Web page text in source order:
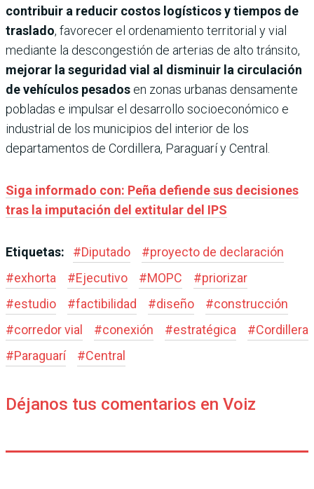
contribuir a reducir costos logísticos y tiempos de
traslado, favorecer el ordenamiento territorial y vial
mediante la descongestión de arterias de alto tránsito,
mejorar la seguridad vial al disminuir la circulación
de vehículos pesados en zonas urbanas densamente
pobladas e impulsar el desarrollo socioeconómico e
industrial de los municipios del interior de los
departamentos de Cordillera, Paraguarí y Central.
Siga informado con: Peña defiende sus decisiones
tras la imputación del extitular del IPS
Etiquetas: #Diputado #proyecto de declaración
#exhorta #Ejecutivo #MOPC #priorizar
#estudio #factibilidad #diseño #construcción
#corredor vial #conexión #estratégica #Cordillera
#Paraguarí #Central
Déjanos tus comentarios en Voiz